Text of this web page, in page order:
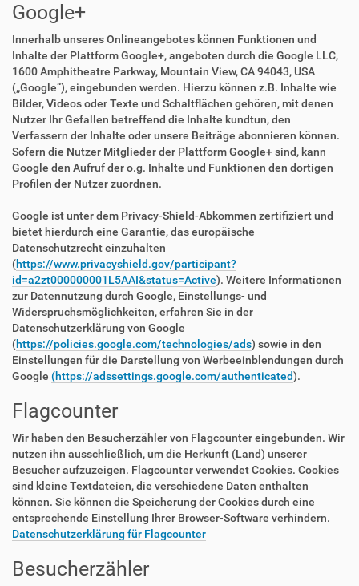
Google+
Innerhalb unseres Onlineangebotes können Funktionen und
Inhalte der Plattform Google+, angeboten durch die Google LLC,
1600 Amphitheatre Parkway, Mountain View, CA 94043, USA
(„Google“), eingebunden werden. Hierzu können z.B. Inhalte wie
Bilder, Videos oder Texte und Schaltflächen gehören, mit denen
Nutzer Ihr Gefallen betreffend die Inhalte kundtun, den
Verfassern der Inhalte oder unsere Beiträge abonnieren können.
Sofern die Nutzer Mitglieder der Plattform Google+ sind, kann
Google den Aufruf der o.g. Inhalte und Funktionen den dortigen
Profilen der Nutzer zuordnen.
Google ist unter dem Privacy-Shield-Abkommen zertifiziert und
bietet hierdurch eine Garantie, das europäische
Datenschutzrecht einzuhalten
(https://www.privacyshield.gov/participant?
id=a2zt000000001L5AAI&status=Active). Weitere Informationen
zur Datennutzung durch Google, Einstellungs- und
Widerspruchsmöglichkeiten, erfahren Sie in der
Datenschutzerklärung von Google
(https://policies.google.com/technologies/ads) sowie in den
Einstellungen für die Darstellung von Werbeeinblendungen durch
Google (https://adssettings.google.com/authenticated).
Flagcounter
Wir haben den Besucherzähler von Flagcounter eingebunden. Wir
nutzen ihn ausschließlich, um die Herkunft (Land) unserer
Besucher aufzuzeigen. Flagcounter verwendet Cookies. Cookies
sind kleine Textdateien, die verschiedene Daten enthalten
können. Sie können die Speicherung der Cookies durch eine
entsprechende Einstellung Ihrer Browser-Software verhindern.
Datenschutzerklärung für Flagcounter
Besucherzähler